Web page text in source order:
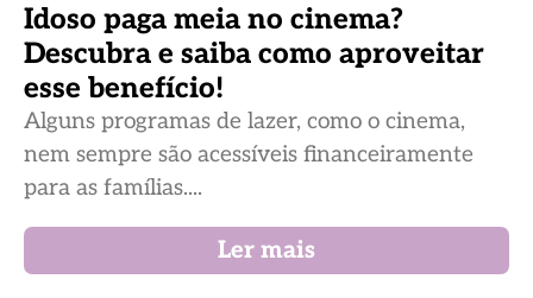
Idoso paga meia no cinema?
Descubra e saiba como aproveitar
esse benefício!
Alguns programas de lazer, como o cinema,
nem sempre são acessíveis financeiramente
para as famílias....
Ler mais